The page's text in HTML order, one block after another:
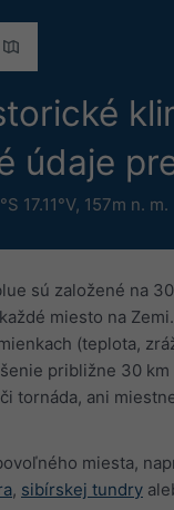
údaje
17.11°V, 157m n. m.
sú založené na
miesto na
(teplota,
približne 30
tornáda, ani
miesta,
, sibírskej tundry